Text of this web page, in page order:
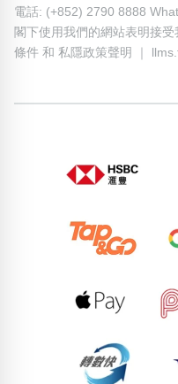
電話: (+852) 2790 8888
閣下使用我們的網站表明接受
條件 和 私隱政策聲明